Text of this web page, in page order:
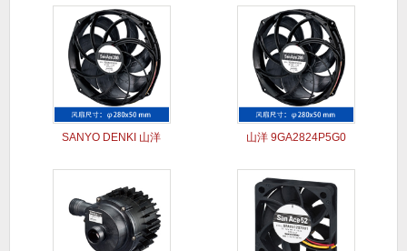
SANYO DENKI 山洋 山洋 9GA2824P5G0